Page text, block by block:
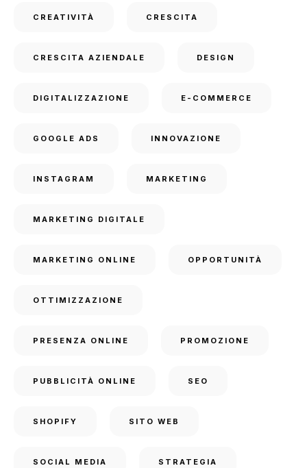
CREATIVITÀ CRESCITA
CRESCITA AZIENDALE DESIGN
DIGITALIZZAZIONE E-COMMERCE
GOOGLE ADS INNOVAZIONE
INSTAGRAM MARKETING
MARKETING DIGITALE
MARKETING ONLINE OPPORTUNITÀ
OTTIMIZZAZIONE
PRESENZA ONLINE PROMOZIONE
PUBBLICITÀ ONLINE SEO
SHOPIFY SITO WEB
SOCIAL MEDIA STRATEGIA